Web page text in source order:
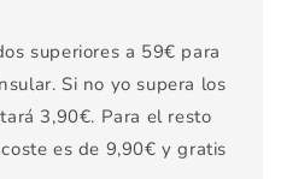
superiores a 59€ para
Si no yo supera los
3,90€. Para el resto
es de 9,90€ y gratis